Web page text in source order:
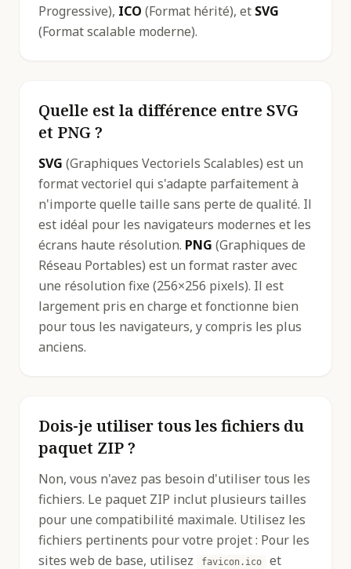
Progressive), ICO (Format hérité), et SVG
(Format scalable moderne).
Quelle est la différence entre SVG
et PNG ?
SVG (Graphiques Vectoriels Scalables) est un
format vectoriel qui s'adapte parfaitement à
n'importe quelle taille sans perte de qualité. Il
est idéal pour les navigateurs modernes et les
écrans haute résolution. PNG (Graphiques de
Réseau Portables) est un format raster avec
une résolution fixe (256×256 pixels). Il est
largement pris en charge et fonctionne bien
pour tous les navigateurs, y compris les plus
anciens.
Dois-je utiliser tous les fichiers du
paquet ZIP ?
Non, vous n'avez pas besoin d'utiliser tous les
fichiers. Le paquet ZIP inclut plusieurs tailles
pour une compatibilité maximale. Utilisez les
fichiers pertinents pour votre projet : Pour les
sites web de base, utilisez
favicon.ico et